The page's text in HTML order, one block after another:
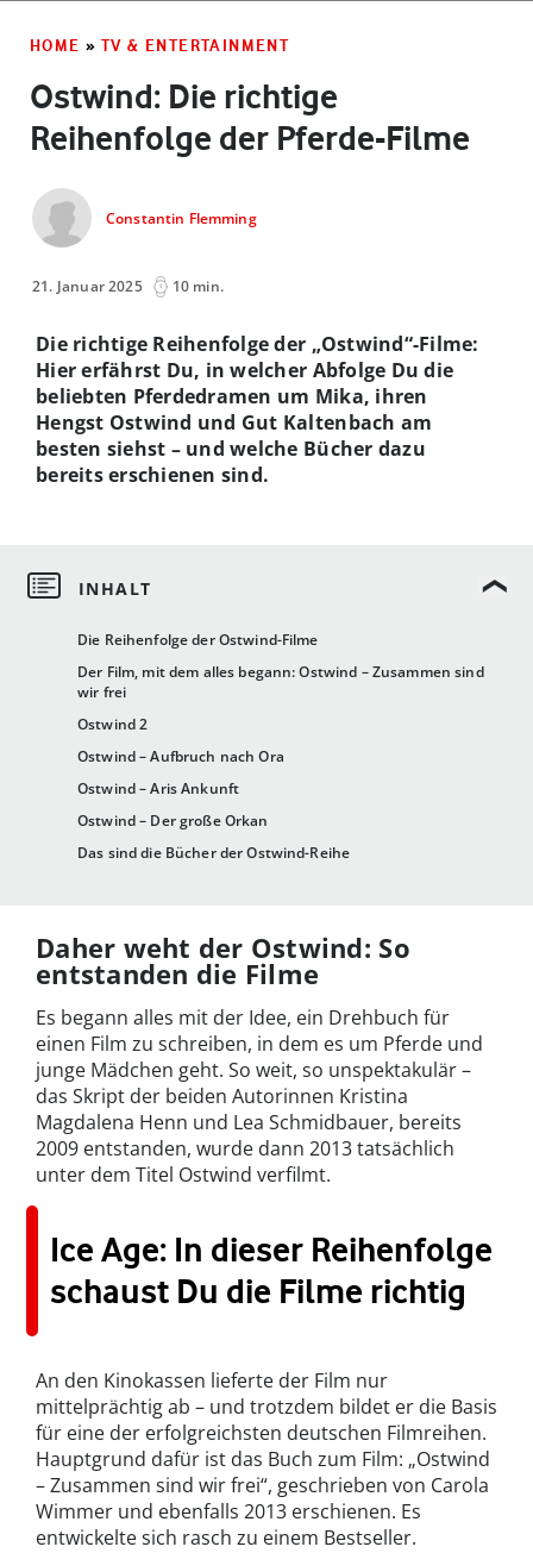
HOME » TV & ENTERTAINMENT
Ostwind: Die richtige
Reihenfolge der Pferde-Filme
Constantin Flemming
21. Januar 2025 10 min.
Die Reihenfolge der Ostwind-Filme
Der Film, mit dem alles begann: Ostwind – Zusammen sind
wir frei
Ostwind 2
Ostwind – Aufbruch nach Ora
Ostwind – Aris Ankunft
Ostwind – Der große Orkan
Das sind die Bücher der Ostwind-Reihe
Die richtige Reihenfolge der „Ostwind“-Filme:
Hier erfährst Du, in welcher Abfolge Du die
beliebten Pferdedramen um Mika, ihren
Hengst Ostwind und Gut Kaltenbach am
besten siehst – und welche Bücher dazu
bereits erschienen sind.
Daher weht der Ostwind: So
entstanden die Filme
Es begann alles mit der Idee, ein Drehbuch für
einen Film zu schreiben, in dem es um Pferde und
junge Mädchen geht. So weit, so unspektakulär –
das Skript der beiden Autorinnen Kristina
Magdalena Henn und Lea Schmidbauer, bereits
2009 entstanden, wurde dann 2013 tatsächlich
unter dem Titel Ostwind verfilmt.
Ice Age: In dieser Reihenfolge
schaust Du die Filme richtig
An den Kinokassen lieferte der Film nur
mittelprächtig ab – und trotzdem bildet er die Basis
für eine der erfolgreichsten deutschen Filmreihen.
Hauptgrund dafür ist das Buch zum Film: „Ostwind
– Zusammen sind wir frei“, geschrieben von Carola
Wimmer und ebenfalls 2013 erschienen. Es
entwickelte sich rasch zu einem Bestseller.